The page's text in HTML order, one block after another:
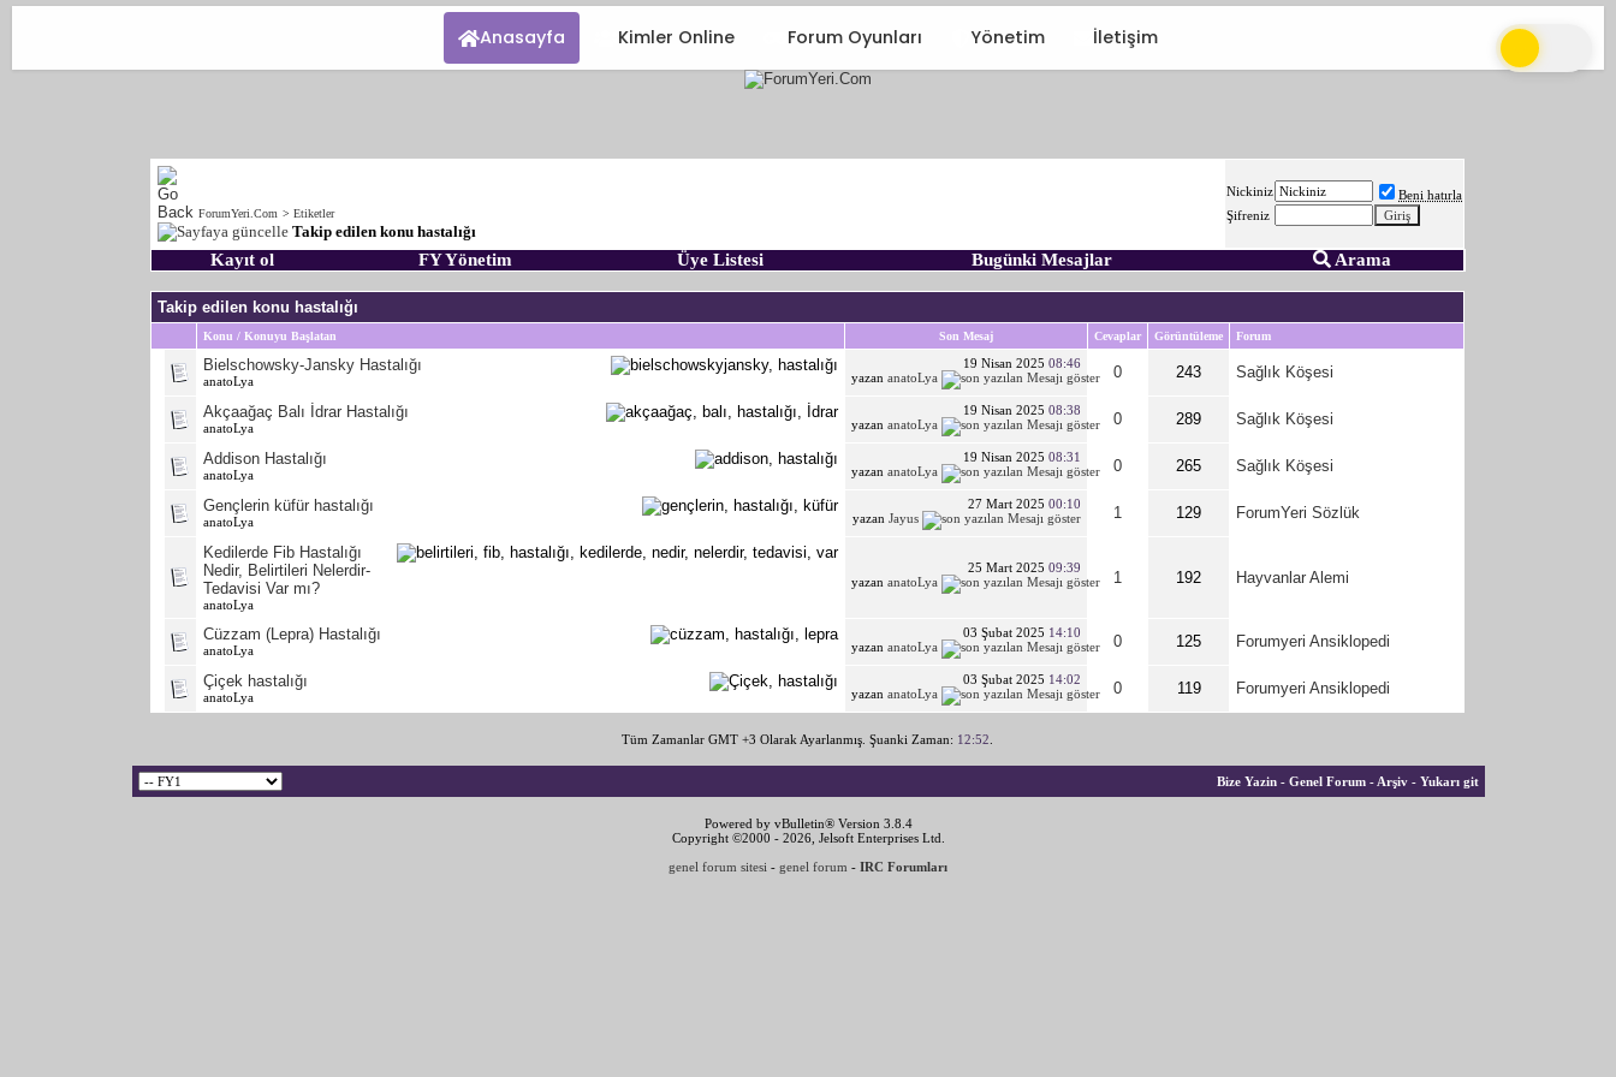
Anasayfa Kimler Online Forum Oyunları Yönetim İletişim
ForumYeri.Com >Etiketler
Takip edilen konu hastalığı
Nickiniz
Beni hatırla
Şifreniz
Kayıt ol FY Yönetim Üye Listesi Bugünki Mesajlar Arama
Takip edilen konu hastalığı
Konu / Konuyu Başlatan Son Mesaj Cevaplar Görüntüleme Forum
Bielschowsky-Jansky Hastalığı
anatoLya
19 Nisan 202508:46
yazananatoLya 0 243 Sağlık Köşesi
Akçaağaç Balı İdrar Hastalığı
anatoLya
19 Nisan 202508:38
yazananatoLya 0 289 Sağlık Köşesi
Addison Hastalığı
anatoLya
19 Nisan 202508:31
yazananatoLya 0 265 Sağlık Köşesi
Gençlerin küfür hastalığı
anatoLya
27 Mart 202500:10
yazanJayus 1 129 ForumYeri Sözlük
Kedilerde Fib Hastalığı
Nedir, Belirtileri Nelerdir-
Tedavisi Var mı?
anatoLya
25 Mart 202509:39
yazananatoLya 1 192 Hayvanlar Alemi
Cüzzam (Lepra) Hastalığı
anatoLya
03 Şubat 2025 14:10
yazananatoLya 0 125 Forumyeri Ansiklopedi
Çiçek hastalığı
anatoLya
03 Şubat 2025 14:02
yazananatoLya 0 119 Forumyeri Ansiklopedi
Tüm Zamanlar GMT +3 Olarak Ayarlanmış. Şuanki Zaman: 12:52
Bize Yazin- Genel Forum- Arşiv- Yukarı git
Powered by vBulletin® Version 3.8.4
Copyright ©2000 - 2026, Jelsoft Enterprises Ltd.
genel forum sitesi - genel forum - IRC Forumları